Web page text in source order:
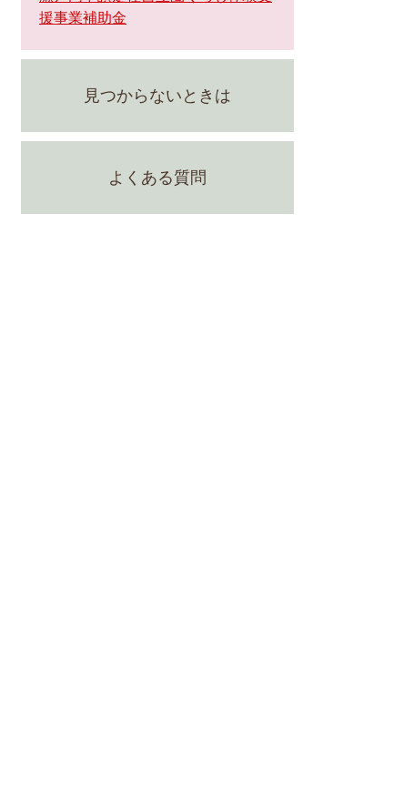
援事業補助金
見つからないときは
よくある質問